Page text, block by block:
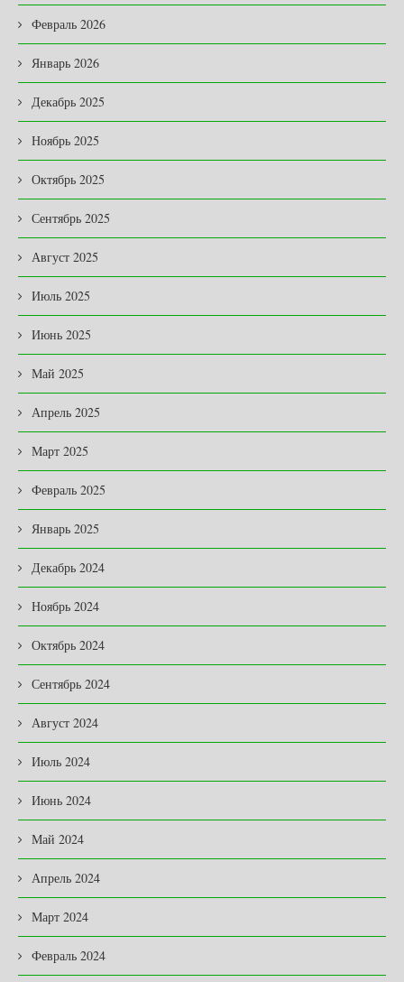
Февраль 2026
Январь 2026
Декабрь 2025
Ноябрь 2025
Октябрь 2025
Сентябрь 2025
Август 2025
Июль 2025
Июнь 2025
Май 2025
Апрель 2025
Март 2025
Февраль 2025
Январь 2025
Декабрь 2024
Ноябрь 2024
Октябрь 2024
Сентябрь 2024
Август 2024
Июль 2024
Июнь 2024
Май 2024
Апрель 2024
Март 2024
Февраль 2024